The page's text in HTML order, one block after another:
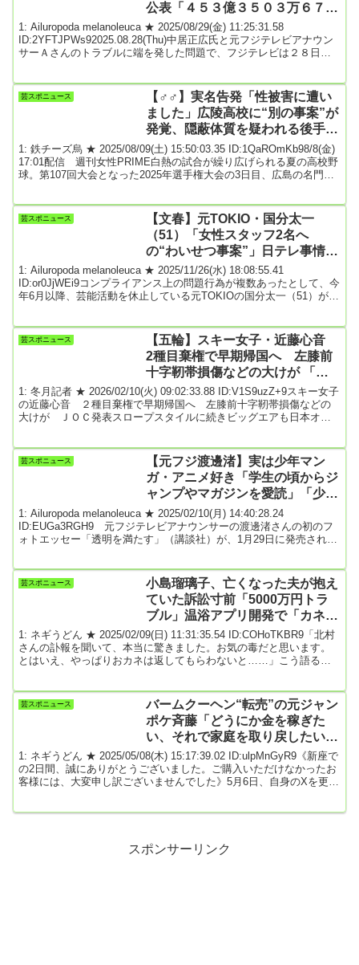
公表「４５３億３５０３万６７０
７円」に衝撃走る ★4
1: Ailuropoda melanoleuca ★ 2025/08/29(金) 11:25:31.58
ID:2YFTJPWs92025.08.28(Thu)中居正広氏と元フジテレビアナウン
サーＡさんのトラブルに端を発した問題で、フジテレビは２８日、
れた文書では、同時に５０億円の根拠について「上記金額は、２０
２５年６月３０日までにフジテレビが被った損害額４５３億３５０
芸スポニュース
【♂♂】実名告発「性被害に遭い
ました」広陵高校に“別の事案”が
発覚、隠蔽体質を疑われる後手対
応 ★4
1: 鉄チーズ烏 ★ 2025/08/09(土) 15:50:03.35 ID:1QaROmKb98/8(金)
17:01配信 週刊女性PRIME白熱の試合が繰り広げられる夏の高校野
球。第107回大会となった2025年選手権大会の3日目、広島の名門・
川志峯が4回に先制タイムリーで1点をとるも、4回ツーアウトから広
陵のスリーベースヒットで守備を乱され同点に。さらに6回、広...
芸スポニュース
【文春】元TOKIO・国分太一
（51）「女性スタッフ2名へ
の“わいせつ事案”」日テレ事情聴
取の全貌が分かった！ ★4
1: Ailuropoda melanoleuca ★ 2025/11/26(水) 18:08:55.41
ID:or0JjWEi9コンプライアンス上の問題行為が複数あったとして、今
年6月以降、芸能活動を休止している元TOKIOの国分太一（51）が、
腕!DASH!!』を降板することが発表されたのは、6月20日のことだっ
た。「日テレの福田博之社長が会見で、複数人の外部弁護士など第
芸スポニュース
【五輪】スキー女子・近藤心音
2種目棄権で早期帰国へ 左膝前
十字靭帯損傷などの大けが 「本
来ならば歩くことも不可能なはず
だった」
1: 冬月記者 ★ 2026/02/10(火) 09:02:33.88 ID:V1S9uzZ+9スキー女子
の近藤心音 ２種目棄権で早期帰国へ 左膝前十字靭帯損傷などの
大けが ＪＯＣ発表スロープスタイルに続きビッグエアも日本オリ
側副靭帯損傷により、今後の競技に出場せず、イタリアから帰国す
ると発表した。近藤は５日の現地での練習で負傷。７日の女子スロ
ープスタイルを試合開始直前に棄権し...
芸スポニュース
【元フジ渡邊渚】実は少年マン
ガ・アニメ好き「学生の頃からジ
ャンプやマガジンを愛読」「少女
マンガにはハマらなかった」
1: Ailuropoda melanoleuca ★ 2025/02/10(月) 14:40:28.24
ID:EUGa3RGH9 元フジテレビアナウンサーの渡邊渚さんの初のフ
ォトエッセー「透明を満たす」（講談社）が、1月29日に発売され
長編エッセーと、新境地を感じさせるフォトパートで構成される。
昨年10月に社会復帰し、最初に届いた仕事のオファーが本書だっ
芸スポニュース
小島瑠璃子、亡くなった夫が抱え
ていた訴訟寸前「5000万円トラ
ブル」温浴アプリ開発で「カネが
消えた！」
1: ネギうどん ★ 2025/02/09(日) 11:31:35.54 ID:COHoTKBR9「北村
さんの訃報を聞いて、本当に驚きました。お気の毒だと思います。
とはいえ、やっぱりおカネは返してもらわないと……」こう語るの
んが自宅から緊急搬送され、夫の北村さんの死亡が確認された。小
島は軽傷で命に別状はないという。（略）「ベンチャーキャピタル
からの2回の出資で1億数千万円も...
芸スポニュース
バームクーヘン“転売”の元ジャン
ポケ斉藤「どうにか金を稼ぎた
い、それで家庭を取り戻したい」
妻子と別居中
1: ネギうどん ★ 2025/05/08(木) 15:17:39.02 ID:ulpMnGyR9《新座で
の2日間、誠にありがとうございました。ご購入いただけなかったお
客様には、大変申し訳ございませんでした》5月6日、自身のXを更新
の商品ではないかと指摘す...スポンサーリンク